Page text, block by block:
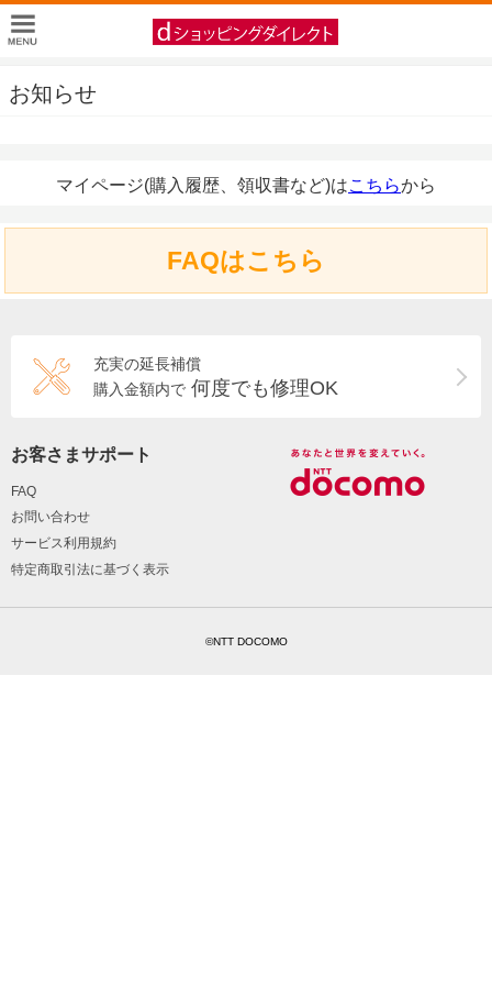
お知らせ
マイページ(購入履歴、領収書など)はこちらから
FAQはこちら
充実の延長補償
購入金額内で 何度でも修理OK
お客さまサポート
FAQ
お問い合わせ
サービス利用規約
特定商取引法に基づく表示
©NTT DOCOMO